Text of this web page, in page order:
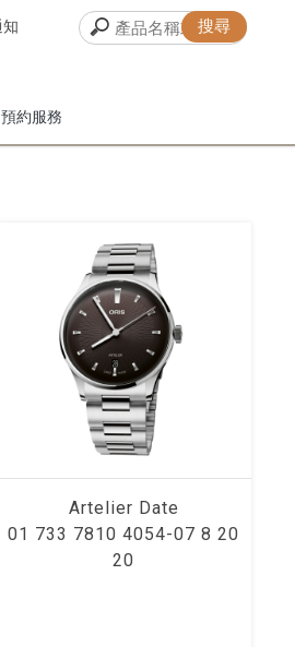
預約服務
知
Artelier Date
01 733 7810 4054-07 8 20
20